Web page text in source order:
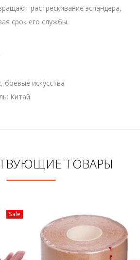
растрескивание эспандера,
срок его службы.
боевые искусства
Китай
ТОВАРЫ
Sale